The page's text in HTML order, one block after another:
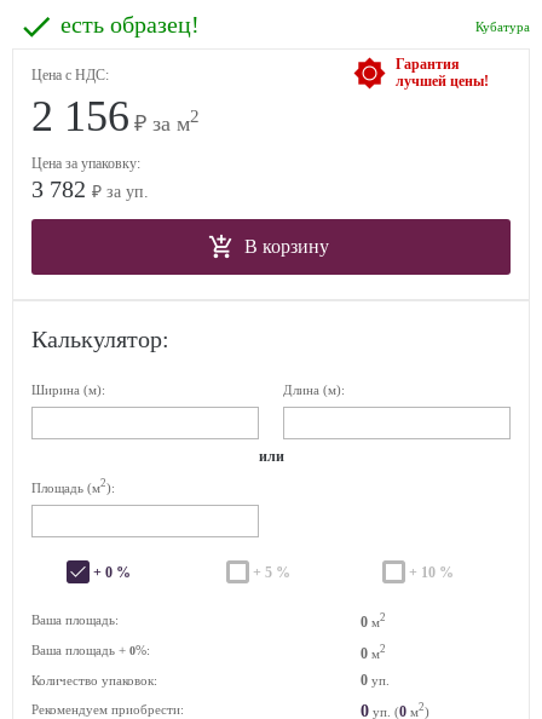
Кубатура
есть образец!
Гарантия
лучшей цены!
Цена с НДС:
2 156 ₽ за м2
Цена за упаковку:
3 782 ₽ за уп.
В корзину
Калькулятор:
Ширина (м): Длина (м):
или
Площадь (м2):
+ 0 % + 5 % + 10 %
Ваша площадь: 0 м2
Ваша площадь + 0%: 0 м2
Количество упаковок: 0 уп.
Рекомендуем приобрести:
0 уп. (0 м2)